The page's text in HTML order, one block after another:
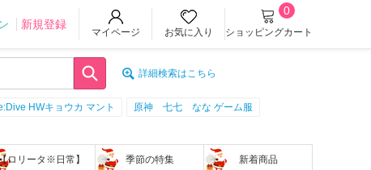
新規登録
マイページ お気に入り ショッピングカート
0
詳細検索はこちら
HWキョウカ マント
原神 七七 なな ゲーム服
ロリータ※日常】 季節の特集 新着商品